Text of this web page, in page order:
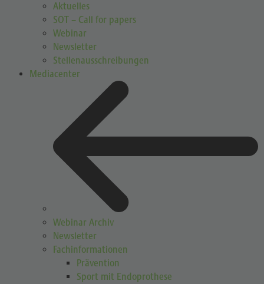
Aktuelles
SOT – Call for papers
Webinar
Newsletter
Stellenausschreibungen
Mediacenter
Webinar Archiv
Newsletter
Fachinformationen
Prävention
Sport mit Endoprothese